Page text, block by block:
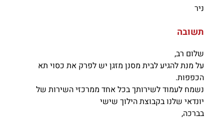
ניר
תשובה
שלום רב,
על מנת להגיע לבית מסנן מזגן יש לפרק את כסוי תא
הכפפות.
נשמח לעמוד לשירותך בכל אחד ממרכזי השירות של
יונדאי שלנו בקבוצת הילוך שישי
בברכה,